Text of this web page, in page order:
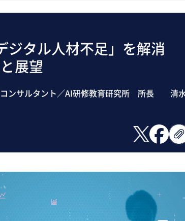
ジタル人材不足」を解消
展望
コンサルタント／AI研修教育研究所 所長 清